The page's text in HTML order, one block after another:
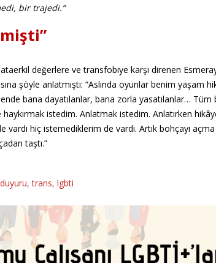
bir trajedi.”
değerlere ve transfobiye karşı direnen Esmeray,
şöyle anlatmıştı: “Aslında oyunlar benim yaşam
bana dayatılanlar, bana zorla yasatılanlar… Tüm
istedim. Anlatmak istedim. Anlatırken
hiç istemediklerim de vardı. Artık bohçayı açma
taştı.”
,trans, lgbti